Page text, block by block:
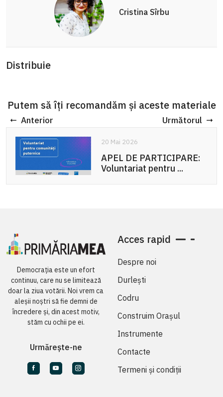
Cristina Sîrbu
Distribuie
Putem să îți recomandăm și aceste materiale
Anterior Următorul
20 Mai 2026
APEL DE PARTICIPARE:
Voluntariat pentru ...
Democrația este un efort
continuu, care nu se limitează
doar la ziua votării. Noi vrem ca
aleșii noștri să fie demni de
încredere și, din acest motiv,
stăm cu ochii pe ei.
Urmărește-ne
Acces rapid
Despre noi
Durlești
Codru
Construim Orașul
Instrumente
Contacte
Termeni și condiții